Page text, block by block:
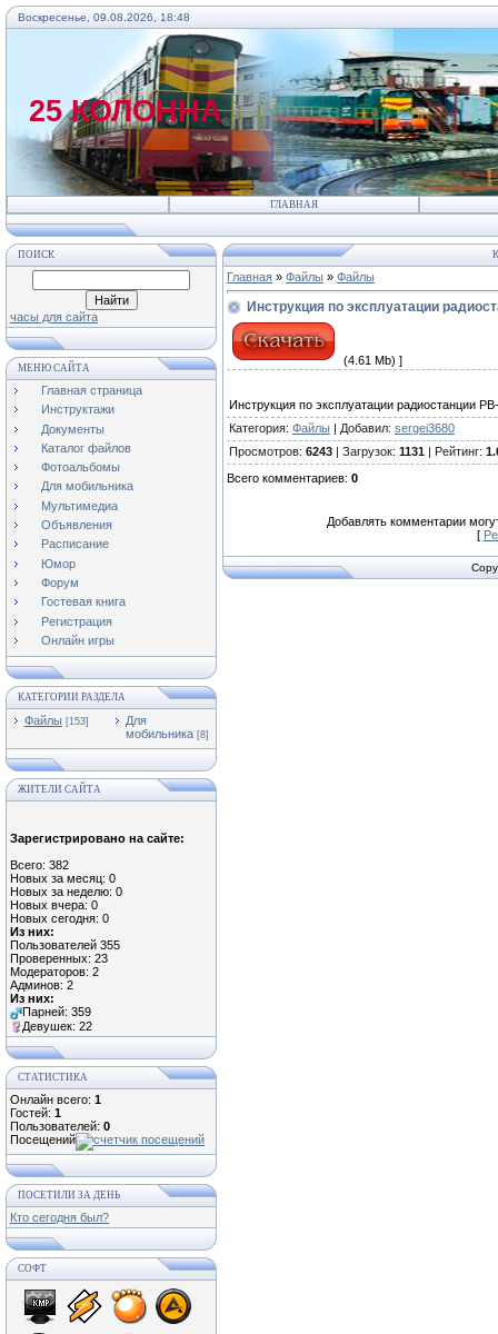
Воскресенье, 09.08.2026, 18:48
25 КОЛОННА
ГЛАВНАЯ
ПОИСК
часы для сайта
МЕНЮ САЙТА
Главная страница
Инструктажи
Документы
Каталог файлов
Фотоальбомы
Для мобильника
Мультимедиа
Объявления
Расписание
Юмор
Форум
Гостевая книга
Регистрация
Онлайн игры
КАТЕГОРИИ РАЗДЕЛА
Файлы [153]
Для
мобильника [8]
ЖИТЕЛИ САЙТА
Зарегистрировано на сайте:
Всего: 382
Новых за месяц: 0
Новых за неделю: 0
Новых вчера: 0
Новых сегодня: 0
Из них:
Пользователей 355
Проверенных: 23
Модераторов: 2
Админов: 2
Из них:
Парней: 359
Девушек: 22
СТАТИСТИКА
Онлайн всего: 1
Гостей: 1
Пользователей: 0
Посещений
ПОСЕТИЛИ ЗА ДЕНЬ
Кто сегодня был?
СОФТ
Главная » Файлы » Файлы
Инструкция по эксплуатации
(4.61 Mb) ]
Инструкция по эксплуатации радиостанции
Категория: Файлы | Добавил: sergei3680
Просмотров: 6243 | Загрузок: 1131 | Рейтинг:
Всего комментариев: 0
Добавлять комментарии
[